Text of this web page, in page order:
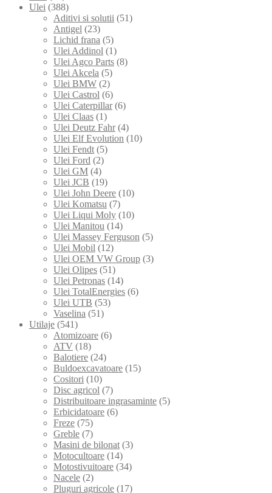
Ulei (388)
Aditivi si solutii (51)
Antigel (23)
Lichid frana (5)
Ulei Addinol (1)
Ulei Agco Parts (8)
Ulei Akcela (5)
Ulei BMW (2)
Ulei Castrol (6)
Ulei Caterpillar (6)
Ulei Claas (1)
Ulei Deutz Fahr (4)
Ulei Elf Evolution (10)
Ulei Fendt (5)
Ulei Ford (2)
Ulei GM (4)
Ulei JCB (19)
Ulei John Deere (10)
Ulei Komatsu (7)
Ulei Liqui Moly (10)
Ulei Manitou (14)
Ulei Massey Ferguson (5)
Ulei Mobil (12)
Ulei OEM VW Group (3)
Ulei Olipes (51)
Ulei Petronas (14)
Ulei TotalEnergies (6)
Ulei UTB (53)
Vaselina (51)
Utilaje (541)
Atomizoare (6)
ATV (18)
Balotiere (24)
Buldoexcavatoare (15)
Cositori (10)
Disc agricol (7)
Distribuitoare ingrasaminte (5)
Erbicidatoare (6)
Freze (75)
Greble (7)
Masini de bilonat (3)
Motocultoare (14)
Motostivuitoare (34)
Nacele (2)
Pluguri agricole (17)